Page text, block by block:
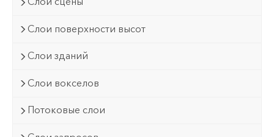
Слои поверхности высот
Слои зданий
Слои вокселов
Потоковые слои